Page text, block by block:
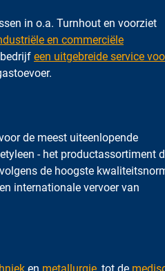
in o.a. Turnhout en voorziet
en commerciële
een uitgebreide service
de meest uiteenlopende
- het productassortiment
de hoogste
internationale vervoer van